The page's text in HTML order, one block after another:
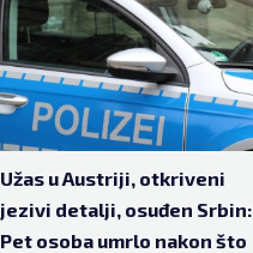
Užas u Austriji, otkriveni
jezivi detalji, osuđen Srbin:
Pet osoba umrlo nakon što